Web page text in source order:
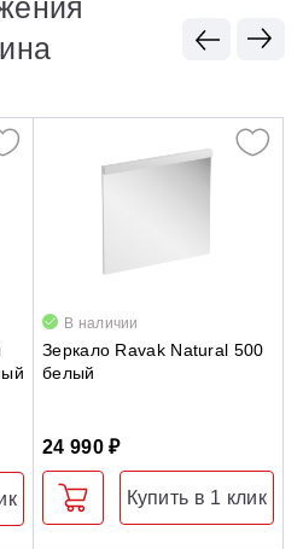
В наличии
Зеркало Ravak Natural 500
белый
24 990 ₽
Купить в 1 клик